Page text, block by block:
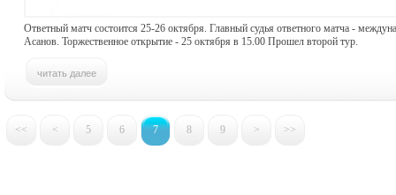
Ответный матч состоится 25-26 октября. Главный судья ответного матча -
Асанов. Торжественное открытие - 25 октября в 15.00 Прошел второй тур.
<< < 5 6 7 8 9 > >>